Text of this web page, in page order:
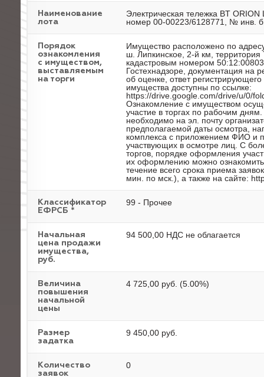
Наименование
лота
Электрическая тележка BT
номер 00-00223/6128771, № инв.
Порядок
ознакомления
с имуществом,
выставляемым
на торги
Имущество расположено по
ш. Липкинское, 2-й км, территория
кадастровым номером
Гостехнадзоре, документация на
об оценке, ответ
имущества доступны по ссылке:
https://drive.google.com/drive/u/0/
Ознакомление с имуществом
участие в торгах по рабочим
необходимо на эл. почту
предполагаемой даты осмотра,
комплекса с приложением ФИО и
участвующих в осмотре лиц. С
торгов, порядке оформления
их оформлению можно
течение всего срока приема
мин. по мск.), а также на сайте:
Классификатор
ЕФРСБ *
99 - Прочее
Начальная
цена продажи
имущества,
руб.
94 500,00 НДС не облагается
Величина
повышения
начальной
цены
4 725,00 руб. (5.00%)
Размер
задатка
9 450,00 руб.
Количество
заявок
0